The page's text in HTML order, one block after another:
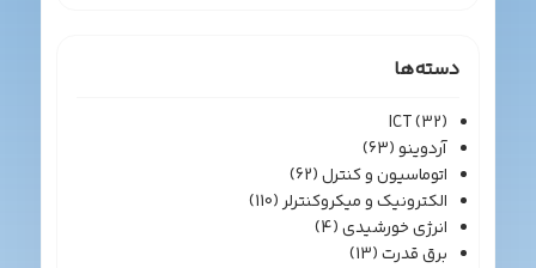
دسته‌ها
ICT(32)
آردوینو(63)
اتوماسیون و کنترل(62)
الکترونیک و میکروکنترلر(110)
انرژی خورشیدی(4)
برق قدرت(13)